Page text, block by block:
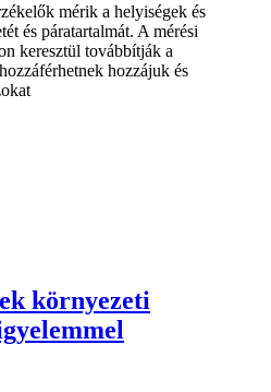
mérik a helyiségek és
és páratartalmát. A mérési
keresztül továbbítják a
hozzájuk és
környezeti